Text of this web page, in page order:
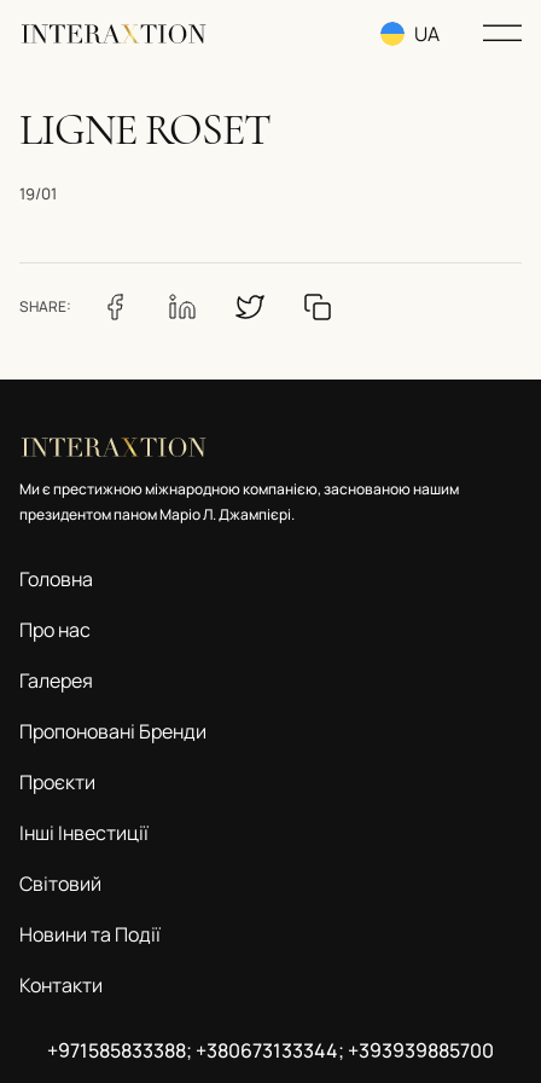
UA
LIGNE ROSET
19/01
SHARE:
Ми є престижною міжнародною компанією, заснованою нашим
президентом паном Маріо Л. Джампієрі.
Головна
Про нас
Галерея
Пропоновані Бренди
Проєкти
Інші Інвестиції
Світовий
Новини та Події
Контакти
+971585833388; +380673133344; +393939885700